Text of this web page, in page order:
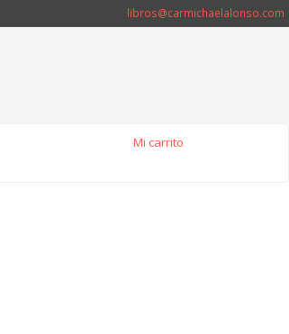
libros@carmichaelalonso.com
Mi carrito